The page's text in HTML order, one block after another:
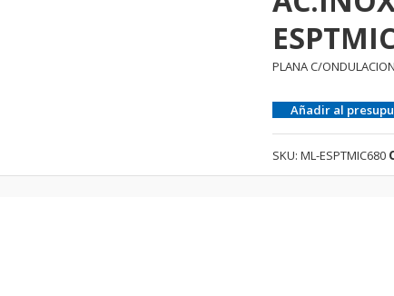
PLANA C/
Añadir al
SKU: ML-ESPTMIC680